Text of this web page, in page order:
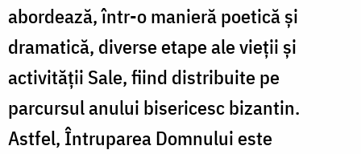
abordează, într-o manieră poetică și
dramatică, diverse etape ale vieții și
activității Sale, fiind distribuite pe
parcursul anului bisericesc bizantin.
Astfel, Întruparea Domnului este